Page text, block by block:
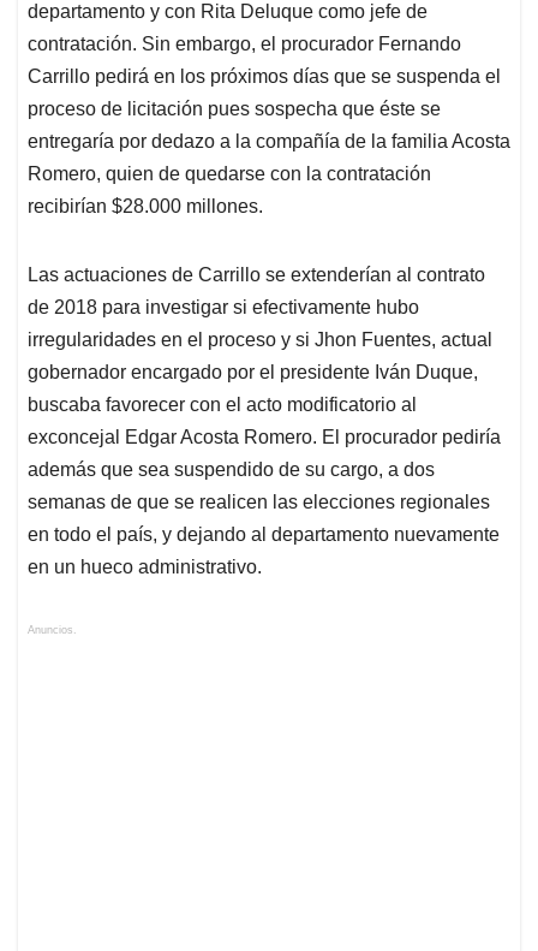
departamento y con Rita Deluque como jefe de
contratación. Sin embargo, el procurador Fernando
Carrillo pedirá en los próximos días que se suspenda el
proceso de licitación pues sospecha que éste se
entregaría por dedazo a la compañía de la familia Acosta
Romero, quien de quedarse con la contratación
recibirían $28.000 millones.
Las actuaciones de Carrillo se extenderían al contrato
de 2018 para investigar si efectivamente hubo
irregularidades en el proceso y si Jhon Fuentes, actual
gobernador encargado por el presidente Iván Duque,
buscaba favorecer con el acto modificatorio al
exconcejal Edgar Acosta Romero. El procurador pediría
además que sea suspendido de su cargo, a dos
semanas de que se realicen las elecciones regionales
en todo el país, y dejando al departamento nuevamente
en un hueco administrativo.
Anuncios.